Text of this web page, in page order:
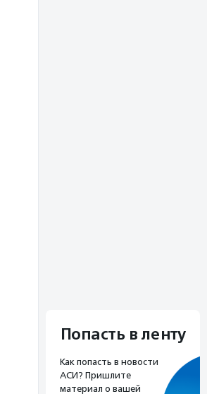
Попасть в ленту
Как попасть в новости
АСИ? Пришлите
материал о вашей